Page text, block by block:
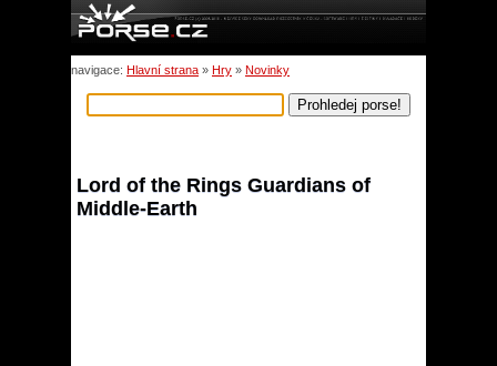
navigace: Hlavní strana » Hry » Novinky
Lord of the Rings Guardians of
Middle-Earth